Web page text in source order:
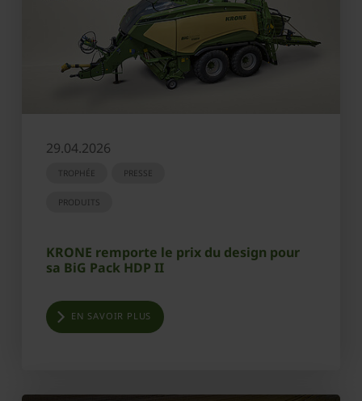
29.04.2026
TROPHÉE PRESSE
PRODUITS
KRONE remporte le prix du design pour
sa BiG Pack HDP II
EN SAVOIR PLUS